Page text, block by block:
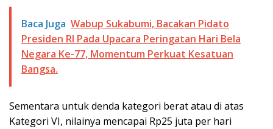
Baca Juga Wabup Sukabumi, Bacakan Pidato
Presiden RI Pada Upacara Peringatan Hari Bela
Negara Ke-77, Momentum Perkuat Kesatuan
Bangsa.
Sementara untuk denda kategori berat atau di atas
Kategori VI, nilainya mencapai Rp25 juta per hari